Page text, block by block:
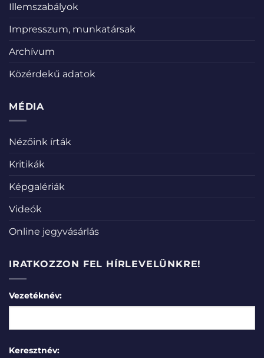
Illemszabályok
Impresszum, munkatársak
Archívum
Közérdekű adatok
MÉDIA
Nézőink írták
Kritikák
Képgalériák
Videók
Online jegyvásárlás
IRATKOZZON FEL HÍRLEVELÜNKRE!
Vezetéknév:
Keresztnév: